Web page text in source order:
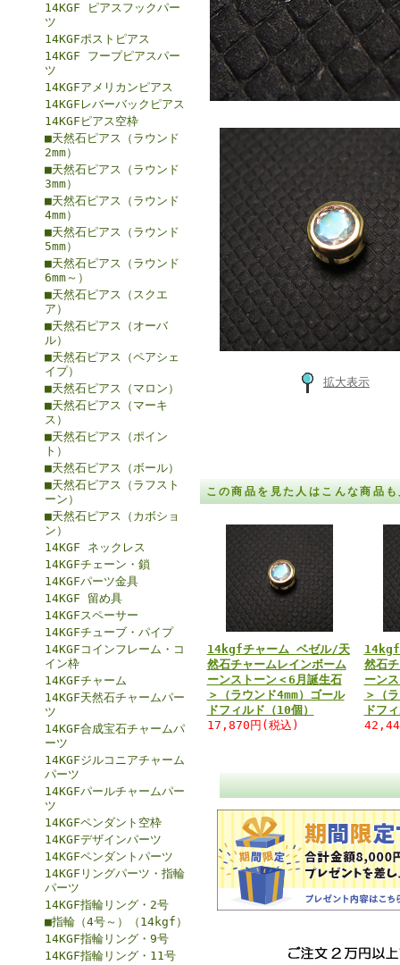
14KGF ピアスフックパー
ツ
14KGFポストピアス
14KGF フープピアスパー
ツ
14KGFアメリカンピアス
14KGFレバーバックピアス
14KGFピアス空枠
■天然石ピアス（ラウンド
2mm）
■天然石ピアス（ラウンド
3mm）
■天然石ピアス（ラウンド
4mm）
■天然石ピアス（ラウンド
5mm）
■天然石ピアス（ラウンド
6mm～）
■天然石ピアス（スクエ
ア）
■天然石ピアス（オーバ
ル）
■天然石ピアス（ペアシェ
イプ）
■天然石ピアス（マロン）
■天然石ピアス（マーキ
ス）
■天然石ピアス（ポイン
ト）
■天然石ピアス（ボール）
■天然石ピアス（ラフスト
ーン）
■天然石ピアス（カボショ
ン）
14KGF ネックレス
14KGFチェーン・鎖
14KGFパーツ金具
14KGF 留め具
14KGFスペーサー
14KGFチューブ・パイプ
14KGFコインフレーム・コ
イン枠
14KGFチャーム
14KGF天然石チャームパー
ツ
14KGF合成宝石チャームパ
ーツ
14KGFジルコニアチャーム
パーツ
14KGFパールチャームパー
ツ
14KGFペンダント空枠
14KGFデザインパーツ
14KGFペンダントパーツ
14KGFリングパーツ・指輪
パーツ
14KGF指輪リング・2号
■指輪（4号～）（14kgf）
14KGF指輪リング・9号
14KGF指輪リング・11号
拡大表示
この商品を見た人はこんな商品
14kgfチャーム ベゼル/天
然石チャームレインボーム
ーンストーン＜6月誕生石
＞（ラウンド4mm）ゴール
ドフィルド（10個）
17,870円(税込)
14kgf
然石
ーン
＞（
ドフ